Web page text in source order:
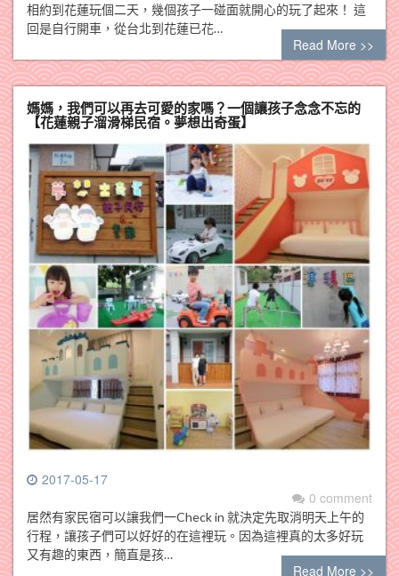
相約到花蓮玩個二天，幾個孩子一碰面就開心的玩了起來！ 這
回是自行開車，從台北到花蓮已花…
Read More >>
媽媽，我們可以再去可愛的家嗎？一個讓孩子念念不忘的
【花蓮親子溜滑梯民宿。夢想出奇蛋】
2017-05-17
0 comment
居然有家民宿可以讓我們一Check in 就決定先取消明天上午的
行程，讓孩子們可以好好的在這裡玩。因為這裡真的太多好玩
又有趣的東西，簡直是孩…
Read More >>